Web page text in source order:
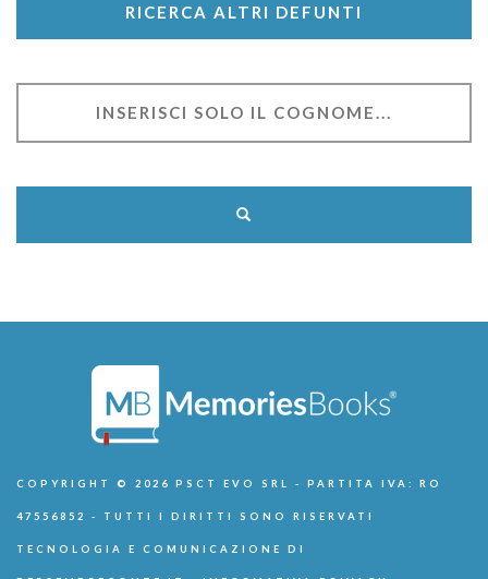
RICERCA ALTRI DEFUNTI
COPYRIGHT © 2026 PSCT EVO SRL - PARTITA IVA: RO
47556852 - TUTTI I DIRITTI SONO RISERVATI
TECNOLOGIA E COMUNICAZIONE DI